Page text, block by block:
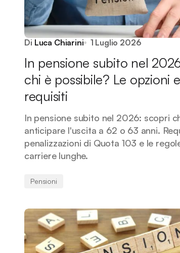
Di Luca Chiarini 1 Luglio 2026
In pensione subito nel
chi è possibile? Le opzioni
requisiti
In pensione subito nel 2026: scopri
anticipare l'uscita a 62 o 63 anni.
penalizzazioni di Quota 103 e le
carriere lunghe.
Pensioni